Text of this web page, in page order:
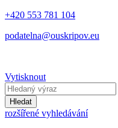
+420 553 781 104
podatelna@ouskripov.eu
Vytisknout
Hledat
rozšířené vyhledávání